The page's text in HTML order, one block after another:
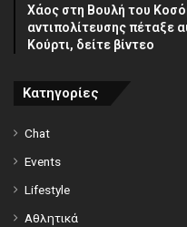
Χάος στη Βουλή του
αντιπολίτευσης πέταξε
Κούρτι, δείτε βίντεο
Κατηγορίες
Chat
Events
Lifestyle
Αθλητικά